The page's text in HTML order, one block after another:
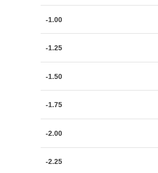
-1.00
-1.25
-1.50
-1.75
-2.00
-2.25